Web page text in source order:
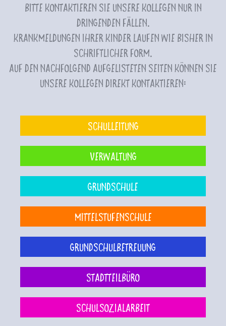
Bitte kontaktieren Sie unsere Kollegen nur in
dringenden Fällen.
Krankmeldungen Ihrer Kinder laufen wie bisher in
schriftlicher Form.
Auf den nachfolgend aufgelisteten Seiten können Sie
unsere Kollegen direkt kontaktieren:
Schulleitung
Verwaltung
Grundschule
Mittelstufenschule
Grundschulbetreuung
Stadtteilbüro
Schulsozialarbeit